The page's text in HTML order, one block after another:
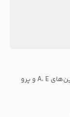
حاوی دانه‌های کوچک ویتامین با ویتامین‌های A، E و پرو